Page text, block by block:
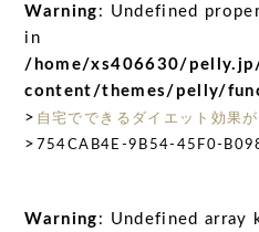
Warning : Undefined
in
/home/xs406630/
content/themes/pelly/
> 自宅でできるダイエット効果
> 754CAB4E-9B54-45F0-
Warning : Undefined array